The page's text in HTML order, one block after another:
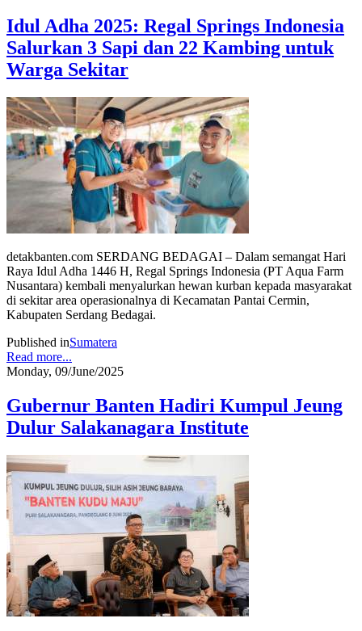
Idul Adha 2025: Regal Springs Indonesia
Salurkan 3 Sapi dan 22 Kambing untuk
Warga Sekitar
detakbanten.com SERDANG BEDAGAI – Dalam semangat Hari
Raya Idul Adha 1446 H, Regal Springs Indonesia (PT Aqua Farm
Nusantara) kembali menyalurkan hewan kurban kepada masyarakat
di sekitar area operasionalnya di Kecamatan Pantai Cermin,
Kabupaten Serdang Bedagai.
Published inSumatera
Read more...
Monday, 09/June/2025
Gubernur Banten Hadiri Kumpul Jeung
Dulur Salakanagara Institute